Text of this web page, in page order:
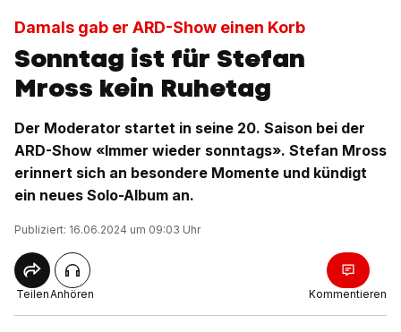
Damals gab er ARD-Show einen Korb
Sonntag ist für Stefan
Mross kein Ruhetag
Der Moderator startet in seine 20. Saison bei der
ARD-Show «Immer wieder sonntags». Stefan Mross
erinnert sich an besondere Momente und kündigt
ein neues Solo-Album an.
Publiziert: 16.06.2024 um 09:03 Uhr
TeilenAnhören Kommentieren